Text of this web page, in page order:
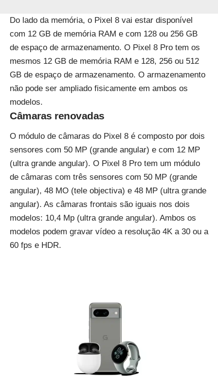
Do lado da memória, o Pixel 8 vai estar disponível
com 12 GB de memória RAM e com 128 ou 256 GB
de espaço de armazenamento. O Pixel 8 Pro tem os
mesmos 12 GB de memória RAM e 128, 256 ou 512
GB de espaço de armazenamento. O armazenamento
não pode ser ampliado fisicamente em ambos os
modelos.
Câmaras renovadas
O módulo de câmaras do Pixel 8 é composto por dois
sensores com 50 MP (grande angular) e com 12 MP
(ultra grande angular). O Pixel 8 Pro tem um módulo
de câmaras com três sensores com 50 MP (grande
angular), 48 MO (tele objectiva) e 48 MP (ultra grande
angular). As câmaras frontais são iguais nos dois
modelos: 10,4 Mp (ultra grande angular). Ambos os
modelos podem gravar vídeo a resolução 4K a 30 ou a
60 fps e HDR.